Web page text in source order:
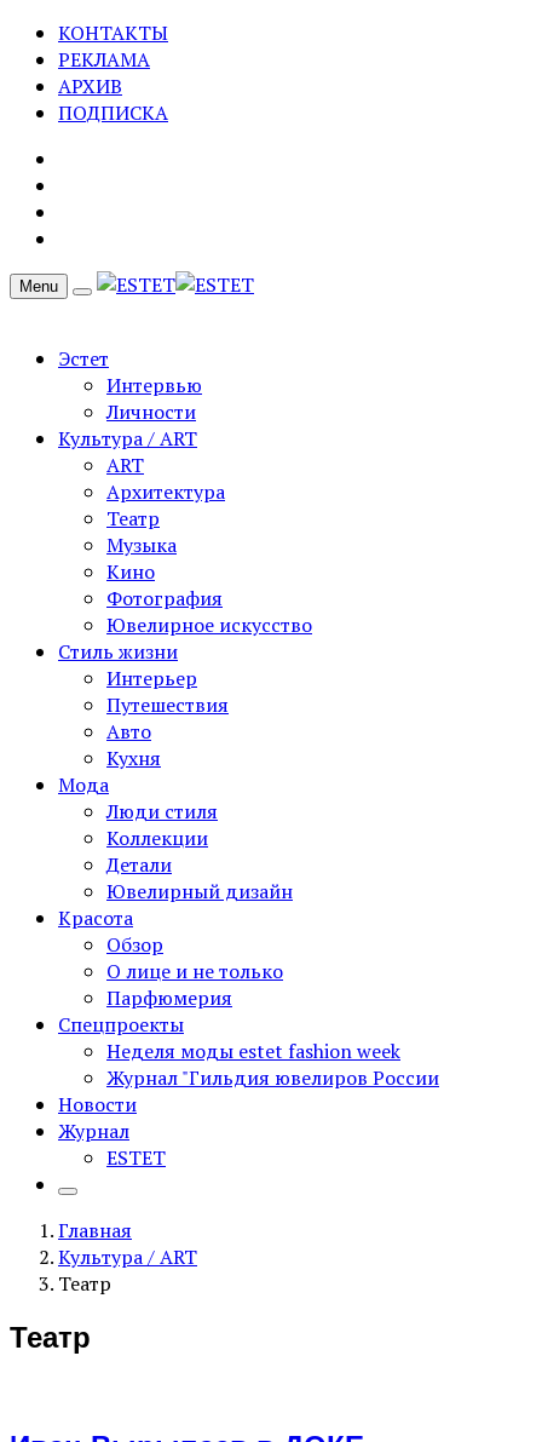
КОНТАКТЫ
РЕКЛАМА
АРХИВ
ПОДПИСКА
Menu
Эстет
Интервью
Личности
Культура / ART
ART
Архитектура
Театр
Музыка
Кино
Фотография
Ювелирное искусство
Стиль жизни
Интерьер
Путешествия
Авто
Кухня
Мода
Люди стиля
Коллекции
Детали
Ювелирный дизайн
Красота
Обзор
О лице и не только
Парфюмерия
Спецпроекты
Неделя моды estet fashion week
Журнал "Гильдия ювелиров России
Новости
Журнал
ESTET
Главная
Культура / ART
Театр
Театр